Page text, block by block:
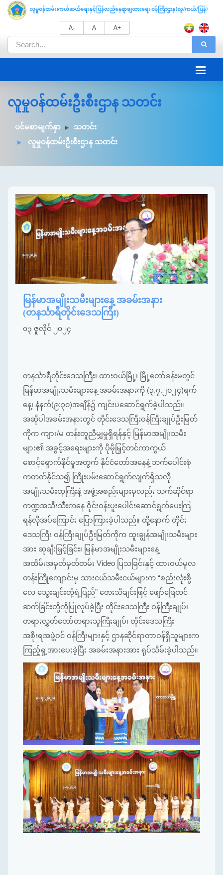
A- A A+
လူမှုဝန်ထမ်းဦးစီးဌာန သတင်း
ပင်မစာမျက်နှာ
သတင်း
လူမှုဝန်ထမ်းဦးစီးဌာန သတင်း
မြန်မာအမျိုးသမီးများနေ့ အခမ်းအနား
(တနင်္သာရီတိုင်းဒေသကြီး)
၀၃ ဇူလိုင် ၂၀၂၄
တနင်္သာရီတိုင်းဒေသကြီး၊ ထားဝယ်မြို့၊ မြို့တော်ခန်းမတွင်
မြန်မာအမျိုးသမီးများနေ့ အခမ်းအနားကို (၃.၇.၂၀၂၄)ရက်
နေ့၊ နံနက်(၉:၃၀)အချိန်၌ ကျင်းပဆောင်ရွက်ခဲ့ပါသည်။
အဆိုပါအခမ်းအနားတွင် တိုင်းဒေသကြီးဝန်ကြီးချုပ်ဦးမြတ်
ကိုက ကျား/မ တန်းတူညီမျှမှုရှိရန်နှင့် မြန်မာအမျိုးသမီး
များ၏ အခွင့်အရေးများကို ပိုမိုမြှင့်တင်ကာကွယ်
စောင့်ရှောက်နိုင်မှုအတွက် နိုင်ငံတော်အနေနဲ့ ဘက်ပေါင်းစုံ
ကတတ်နိုင်သ၍ ကြိုးပမ်းဆောင်ရွက်လျက်ရှိသလို
အမျိုးသမီးထုကြီးနဲ့ အဖွဲ့အစည်းများမှလည်း သက်ဆိုင်ရာ
ကဏ္ဍအသီးသီးကနေ ဝိုင်းဝန်းပူးပေါင်းဆောင်ရွက်ပေးကြ
ရန်လိုအပ်ကြောင်း ပြောကြားခဲ့ပါသည်။ ထို့နောက် တိုင်း
ဒေသကြီး ဝန်ကြီးချုပ်ဦးမြတ်ကိုက ထူးချွန်အမျိုးသမီးများ
အား ဆုချီးမြှင့်ခြင်း၊ မြန်မာအမျိုးသမီးများနေ့
အထိမ်းအမှတ်မှတ်တမ်း Video ပြသခြင်းနှင့် ထားဝယ်မူလ
တန်းကြိုကျောင်းမှ သားငယ်သမီးငယ်များက “စည်းလုံးစို့
လေ သွေးချင်းတို့ရဲ့ပြည်” တေးသီချင်းဖြင့် ဖျော်ဖြေတင်
ဆက်ခြင်းတို့ကိုပြုလုပ်ခဲ့ပြီး တိုင်းဒေသကြီး ဝန်ကြီးချုပ်၊
တရားလွှတ်တော်တရားသူကြီးချုပ်၊ တိုင်းဒေသကြီး
အစိုးရအဖွဲ့ဝင် ဝန်ကြီးများနှင့် ဌာနဆိုင်ရာတာဝန်ရှိသူများက
ကြည့်ရှု့အားပေးခဲ့ပြီး အခမ်းအနားအား ရုပ်သိမ်းခဲ့ပါသည်။